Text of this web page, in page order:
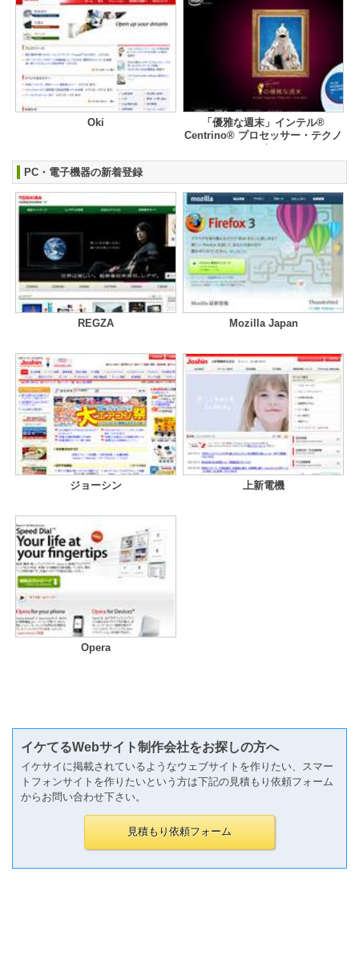
Oki
「優雅な週末」インテル®
Centrino® プロセッサー・テクノ
ロジー
PC・電子機器の新着登録
REGZA Mozilla Japan
ジョーシン 上新電機
Opera
イケてるWebサイト制作会社をお探しの方へ
イケサイに掲載されているようなウェブサイトを作りたい、スマー
トフォンサイトを作りたいという方は下記の見積もり依頼フォーム
からお問い合わせ下さい。